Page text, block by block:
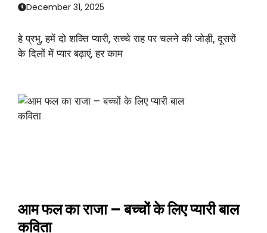
December 31, 2025
हे प्रभु, हमें दो शक्ति प्यारी, सच्चे राह पर चलने की जोड़ी, दूसरों
के दिलों में प्यार बढ़ाएं, हर काम
आम फल का राजा – बच्चों के लिए प्यारी बाल
कविता